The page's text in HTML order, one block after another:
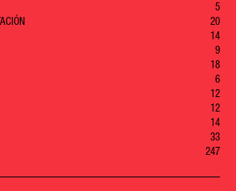
5
20
14
9
18
6
12
12
14
33
247